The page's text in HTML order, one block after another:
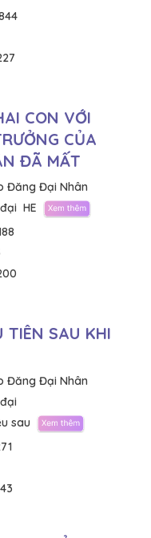
CON VỚI
CỦA
ĐÃ MẤT
Đăng Đại Nhân
HE
TIÊN SAU KHI
Đăng Đại Nhân
sau